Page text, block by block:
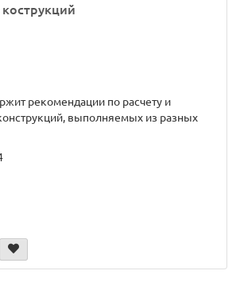
рекомендации по расчету и
выполняемых из разных